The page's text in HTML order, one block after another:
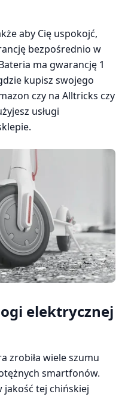
aby Cię uspokojć,
bezpośrednio w
ma gwarancję 1
kupisz swojego
czy na Alltricks czy
usługi
elektrycznej
zrobiła wiele szumu
smartfonów.
jakość tej chińskiej